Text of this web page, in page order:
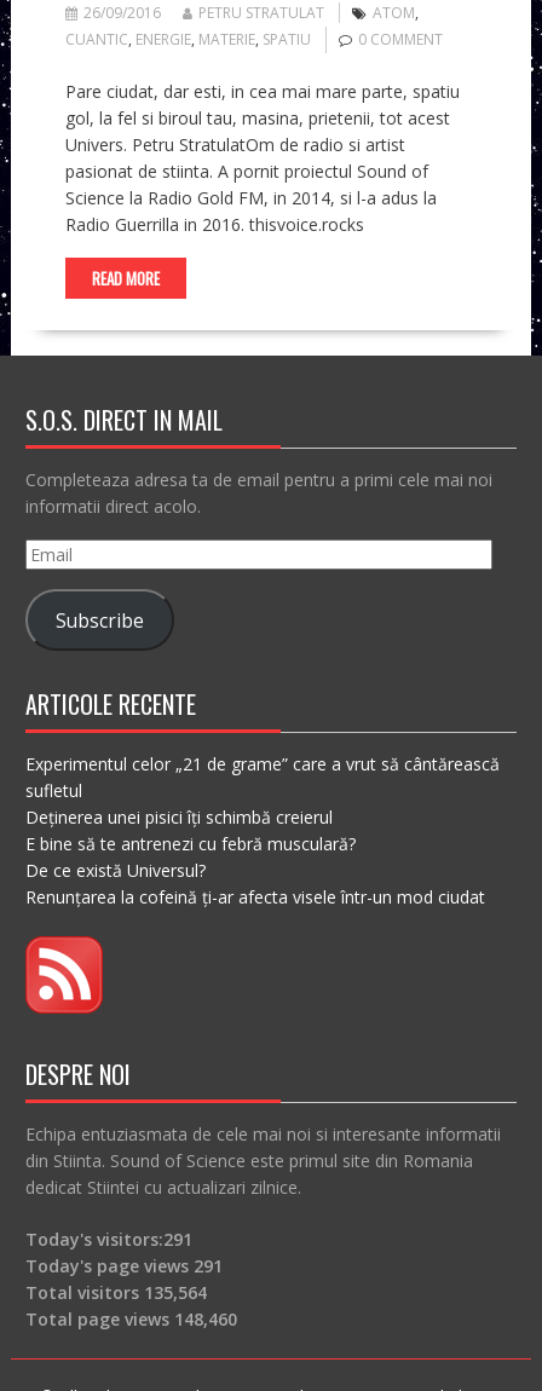
26/09/2016 PETRU STRATULAT ATOM,
CUANTIC, ENERGIE, MATERIE, SPATIU 0 COMMENT
Pare ciudat, dar esti, in cea mai mare parte, spatiu
gol, la fel si biroul tau, masina, prietenii, tot acest
Univers. Petru StratulatOm de radio si artist
pasionat de stiinta. A pornit proiectul Sound of
Science la Radio Gold FM, in 2014, si l-a adus la
Radio Guerrilla in 2016. thisvoice.rocks
READ MORE
S.O.S. DIRECT IN MAIL
Completeaza adresa ta de email pentru a primi cele mai noi
informatii direct acolo.
Email
Subscribe
ARTICOLE RECENTE
Experimentul celor „21 de grame” care a vrut să cântărească
sufletul
Deținerea unei pisici îți schimbă creierul
E bine să te antrenezi cu febră musculară?
De ce există Universul?
Renunțarea la cofeină ți-ar afecta visele într-un mod ciudat
DESPRE NOI
Echipa entuziasmata de cele mai noi si interesante informatii
din Stiinta. Sound of Science este primul site din Romania
dedicat Stiintei cu actualizari zilnice.
Today's visitors:291
Today's page views 291
Total visitors 135,564
Total page views 148,460